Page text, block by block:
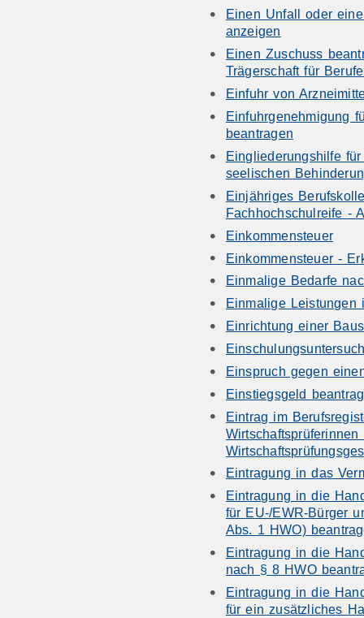
Einen Unfall oder
anzeigen
Einen Zuschuss
Trägerschaft für
Einfuhr von
Einfuhrgenehmigung
beantragen
Eingliederungshilfe
seelischen
Einjähriges
Fachhochschulreife -
Einkommensteuer
Einkommensteuer -
Einmalige Bedarfe
Einmalige Leistungen
Einrichtung einer
Einspruch gegen
Einstiegsgeld
Eintrag im
Wirtschaftsprüferinnen
Eintragung in das
Eintragung in die
für EU-/EWR-Bürger
Abs. 1 HWO)
Eintragung in die
nach § 8 HWO
Eintragung in die
für ein zusätzliches